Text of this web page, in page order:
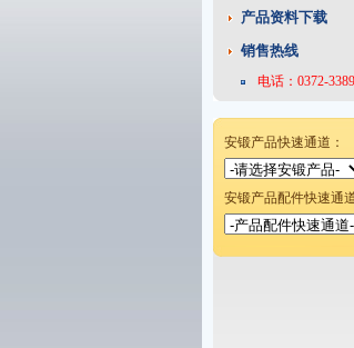
产品资料下载
销售热线
电话：0372-
安锻产品快速通道：
安锻产品配件快速通